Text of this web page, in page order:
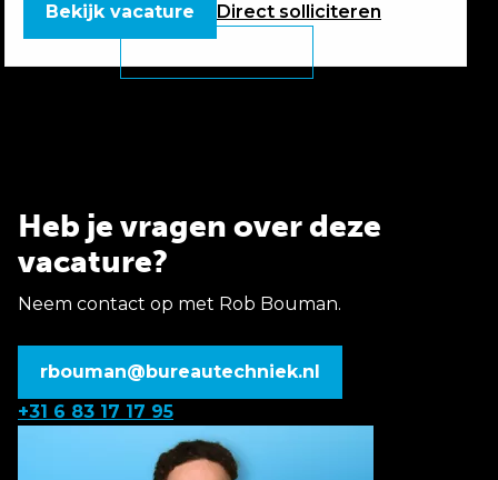
Direct solliciteren
Bekijk vacature
Heb je vragen over deze
vacature?
Neem contact op met Rob Bouman.
rbouman@bureautechniek.nl
+31 6 83 17 17 95